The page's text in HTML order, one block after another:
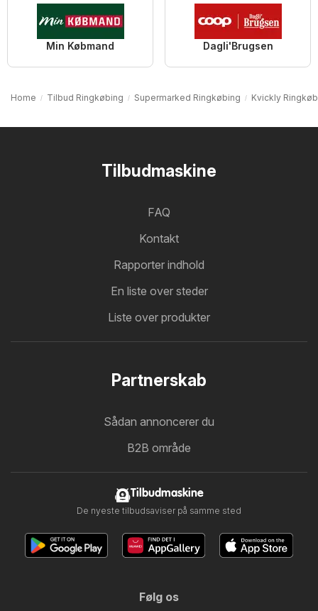
Min Købmand Dagli'Brugsen
Home Tilbud Ringkøbing Supermarked Ringkøbing Kvickly
Tilbudmaskine
FAQ
Kontakt
Rapporter indhold
En liste over steder
Liste over produkter
Partnerskab
Sådan annoncerer du
B2B område
Tilbudmaskine
De nyeste tilbudsaviser på samme sted
Følg os